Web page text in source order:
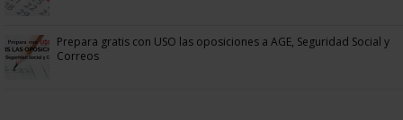
Prepara gratis con USO las oposiciones a AGE, Seguridad Social y
Correos